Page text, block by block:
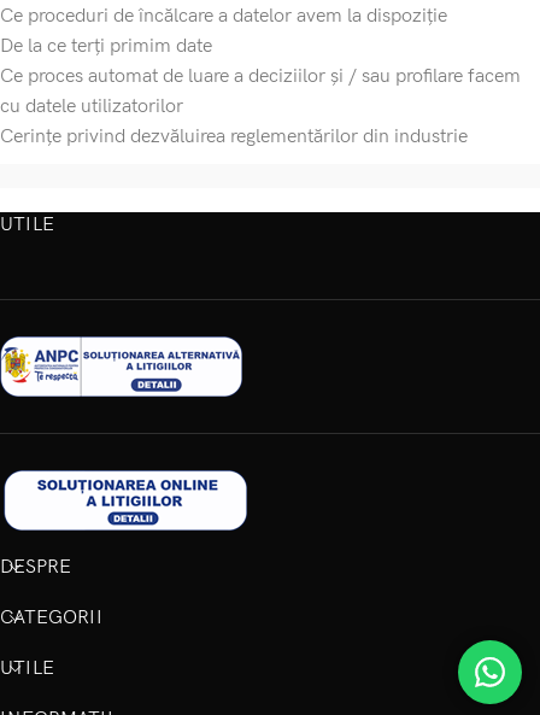
Ce proceduri de încălcare a datelor avem la dispoziție
De la ce terți primim date
Ce proces automat de luare a deciziilor și / sau profilare facem
cu datele utilizatorilor
Cerințe privind dezvăluirea reglementărilor din industrie
UTILE
DESPRE
CATEGORII
UTILE